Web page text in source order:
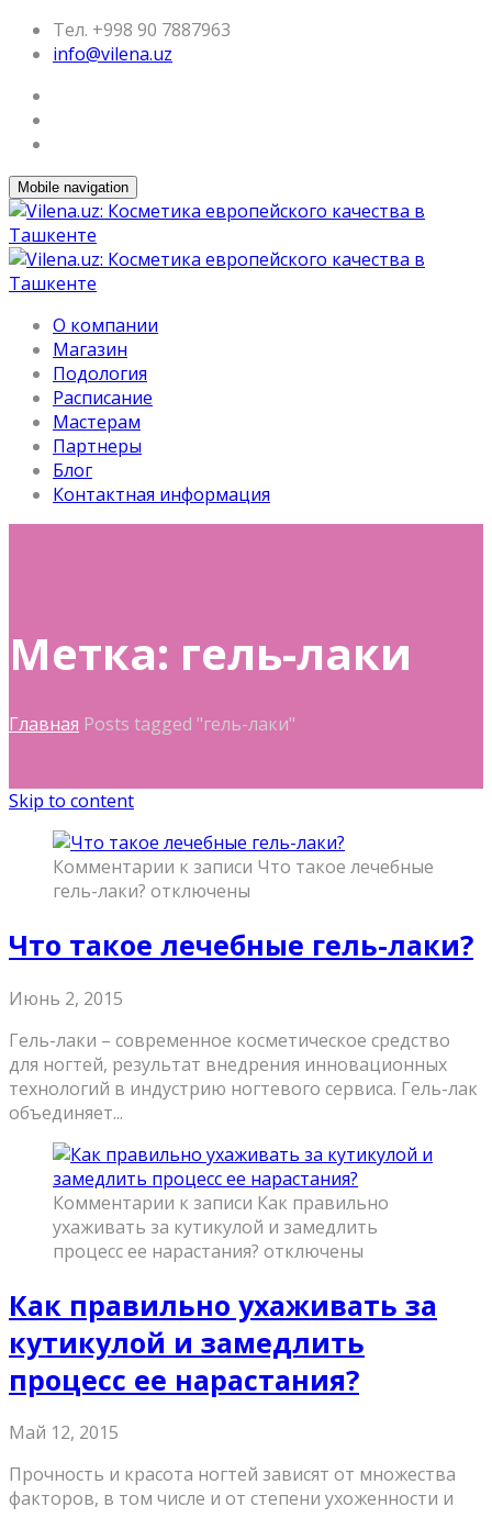
Тел. +998 90 7887963
info@vilena.uz
Mobile navigation
О компании
Магазин
Подология
Расписание
Мастерам
Партнеры
Блог
Контактная информация
Метка: гель-лаки
Главная Posts tagged "гель-лаки"
Skip to content
Комментарии к записи Что такое лечебные
гель-лаки? отключены
Что такое лечебные гель-лаки?
Июнь 2, 2015
Гель-лаки – современное косметическое средство
для ногтей, результат внедрения инновационных
технологий в индустрию ногтевого сервиса. Гель-лак
объединяет...
Комментарии к записи Как правильно
ухаживать за кутикулой и замедлить
процесс ее нарастания? отключены
Как правильно ухаживать за
кутикулой и замедлить
процесс ее нарастания?
Май 12, 2015
Прочность и красота ногтей зависят от множества
факторов, в том числе и от степени ухоженности и